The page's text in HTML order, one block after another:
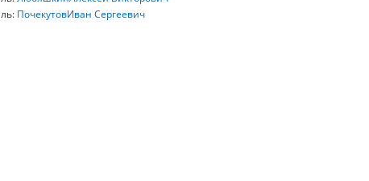
ПочекутовИван Сергеевич